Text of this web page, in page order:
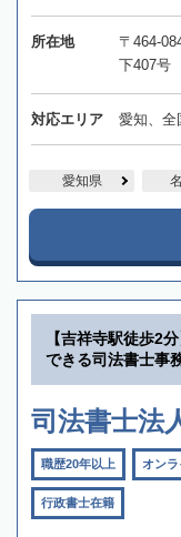
所在地
〒464-
下407号
対応エリア 愛知、全
愛知県
【吉祥寺駅徒歩2
できる司法書士事
司法書士法
職歴20年以上 オン
行政書士在籍